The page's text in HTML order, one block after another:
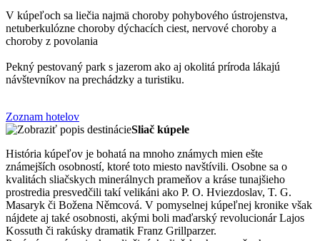
V kúpeľoch sa liečia najmä choroby pohybového ústrojenstva,
netuberkulózne choroby dýchacích ciest, nervové choroby a
choroby z povolania
Pekný pestovaný park s jazerom ako aj okolitá príroda lákajú
návštevníkov na prechádzky a turistiku.
Zoznam hotelov
Sliač kúpele
História kúpeľov je bohatá na mnoho známych mien ešte
známejších osobností, ktoré toto miesto navštívili. Osobne sa o
kvalitách sliačskych minerálnych prameňov a kráse tunajšieho
prostredia presvedčili takí velikáni ako P. O. Hviezdoslav, T. G.
Masaryk či Božena Němcová. V pomyselnej kúpeľnej kronike však
nájdete aj také osobnosti, akými boli maďarský revolucionár Lajos
Kossuth či rakúsky dramatik Franz Grillparzer.